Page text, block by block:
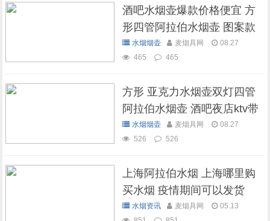
酒吧水烟壶爆款价格便宜 方
形四管阿拉伯水烟壶 图案款
水烟烟壶 麦烟具网
08.27
465
465
方形 亚克力水烟壶双灯四管
阿拉伯水烟壶 酒吧夜店ktv带
灯水烟壶
水烟烟壶 麦烟具网
08.27
526
526
上海阿拉伯水烟 上海哪里购
买水烟 疫情期间可以发货
吗？水烟资讯 麦烟具网
05.13